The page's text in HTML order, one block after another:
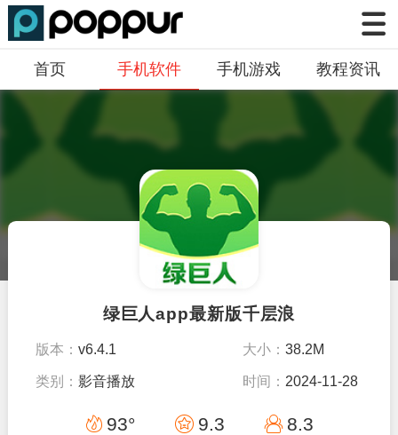
首页 手机软件 手机游戏 教程资讯
绿巨人app最新版千层浪
版本：v6.4.1 大小：38.2M
类别：影音播放 时间： 2024-11-28
19:10:03
93° 9.3 8.3